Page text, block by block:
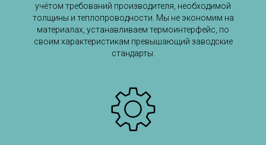
учётом требований производителя, необходимой
толщины и теплопроводности. Мы не экономим на
материалах, устанавливаем термоинтерфейс, по
своим характеристикам превышающий заводские
стандарты.